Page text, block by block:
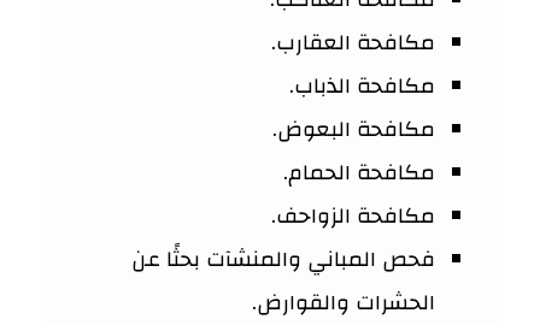
مكافحة العقارب.
مكافحة الذباب.
مكافحة البعوض.
مكافحة الحمام.
مكافحة الزواحف.
فحص المباني والمنشآت بحثًا عن
الحشرات والقوارض.